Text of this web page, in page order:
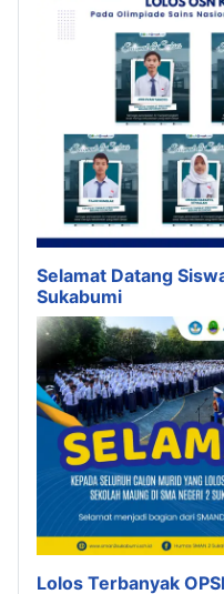
Selamat Datang
Sukabumi
Lolos Terbanyak